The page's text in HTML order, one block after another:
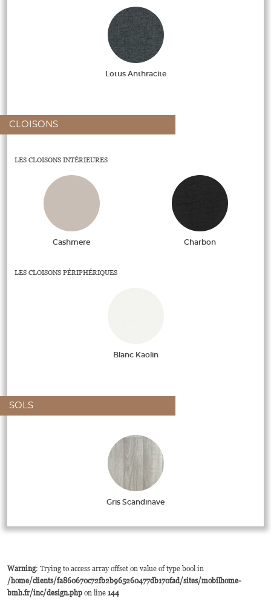
Lotus Anthracite
CLOISONS
LES CLOISONS INTÉRIEURES
Cashmere Charbon
LES CLOISONS PÉRIPHÉRIQUES
Blanc Kaolin
SOLS
Gris Scandinave
Warning: Trying to access array offset on value of type bool in
/home/clients/fa860670c72fb2b965260477db170fad/sites/mobilhome-
bmh.fr/inc/design.php on line 144